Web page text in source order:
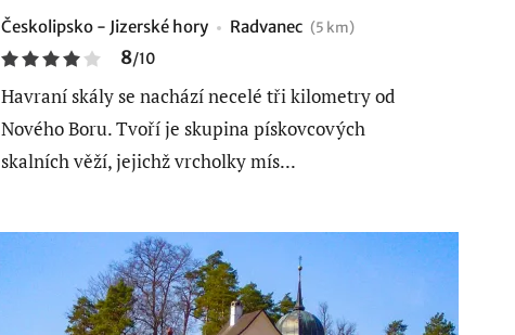
Českolipsko - Jizerské hory Radvanec (5 km)
8/10
Havraní skály se nachází necelé tři kilometry od
Nového Boru. Tvoří je skupina pískovcových
skalních věží, jejichž vrcholky mís...